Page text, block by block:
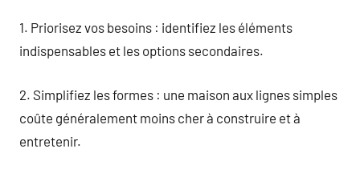
1. Priorisez vos besoins : identifiez les éléments
indispensables et les options secondaires.
2. Simplifiez les formes : une maison aux lignes simples
coûte généralement moins cher à construire et à
entretenir.